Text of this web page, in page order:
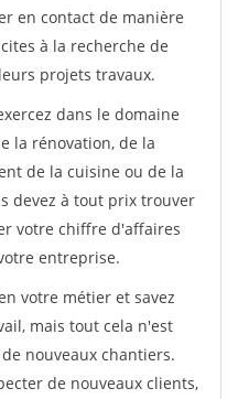
en contact de manière
à la recherche de
projets travaux.
dans le domaine
la rénovation, de la
de la cuisine ou de la
devez à tout prix trouver
votre chiffre d'affaires
entreprise.
votre métier et savez
mais tout cela n'est
nouveaux chantiers.
de nouveaux clients,